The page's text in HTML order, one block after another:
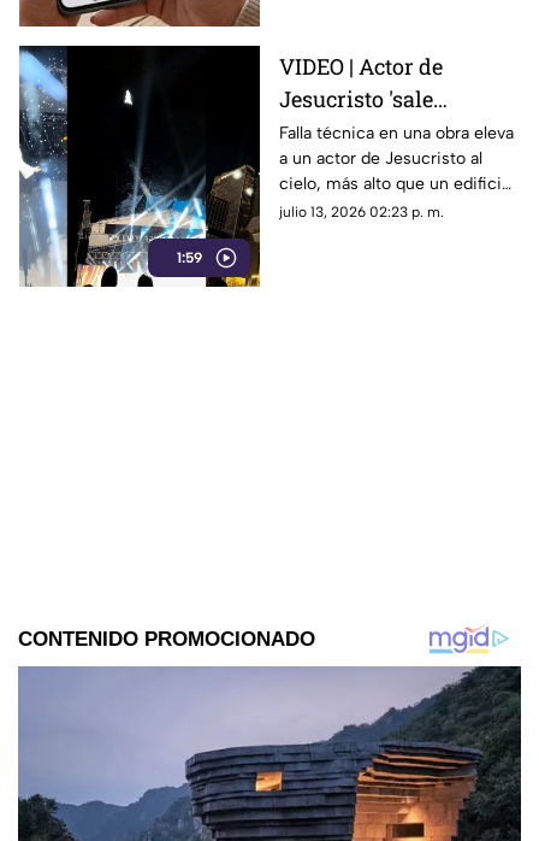
1:59
VIDEO | Actor de
Jesucristo 'sale
volando' al cielo por
falla técnica en plena
obra
Falla técnica en una obra eleva
a un actor de Jesucristo al
cielo, más alto que un edificio.
El video es viral por su
julio 13, 2026 02:23 p. m.